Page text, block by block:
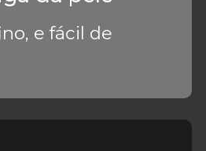
e fácil de